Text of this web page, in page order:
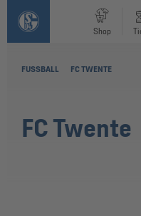
Shop
FUSSBALL FC TWENTE
FC Twente